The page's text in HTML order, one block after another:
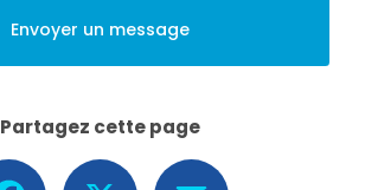
Envoyer un message
Partagez cette page
Facebook